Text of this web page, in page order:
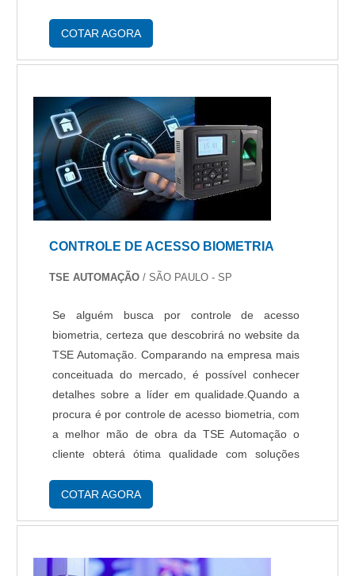
tem o objetivo de fornecer as melhores canc...
COTAR AGORA
CONTROLE DE ACESSO BIOMETRIA
TSE AUTOMAÇÃO/ SÃO PAULO - SP
Se alguém busca por controle de acesso
biometria, certeza que descobrirá no website da
TSE Automação. Comparando na empresa mais
conceituada do mercado, é possível conhecer
detalhes sobre a líder em qualidade.Quando a
procura é por controle de acesso biometria, com
a melhor mão de obra da TSE Automação o
cliente obterá ótima qualidade com soluções
baseado em microcomputadores.MAIS
INFORMAÇÕ...
COTAR AGORA